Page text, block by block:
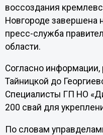
воссоздания
Новгороде завершена
пресс-служба
области.
Согласно информации,
Тайницкой до
Специалисты ГП НО
200 свай для
По словам